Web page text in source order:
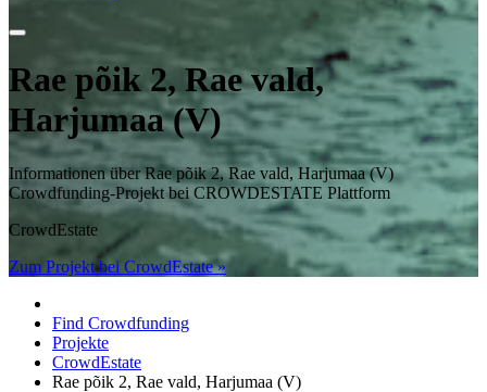
Rae põik 2, Rae vald,
Harjumaa (V)
Informationen über Rae põik 2, Rae vald, Harjumaa (V)
Crowdfunding-Projekt bei CROWDESTATE Plattform
CrowdEstate
Zum Projekt bei CrowdEstate »
Find Crowdfunding
Projekte
CrowdEstate
Rae põik 2, Rae vald, Harjumaa (V)